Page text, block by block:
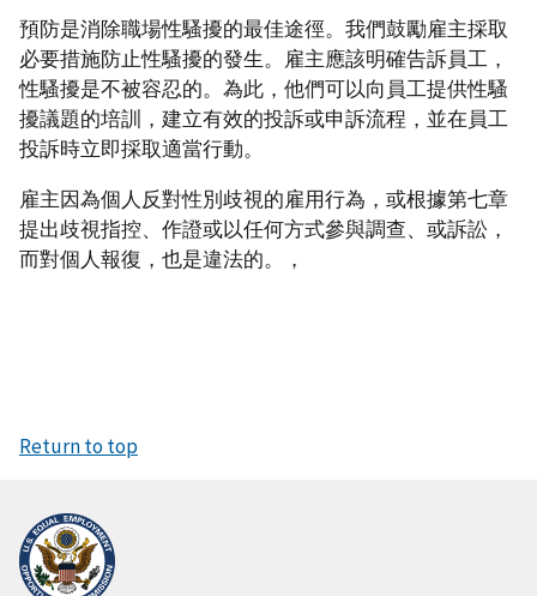
預防是消除職場性騷擾的最佳途徑。我們鼓勵雇主採取
必要措施防止性騷擾的發生。雇主應該明確告訴員工，
性騷擾是不被容忍的。為此，他們可以向員工提供性騷
擾議題的培訓，建立有效的投訴或申訴流程，並在員工
投訴時立即採取適當行動。
雇主因為個人反對性別歧視的雇用行為，或根據第七章
提出歧視指控、作證或以任何方式參與調查、或訴訟，
而對個人報復，也是違法的。，
Return to top